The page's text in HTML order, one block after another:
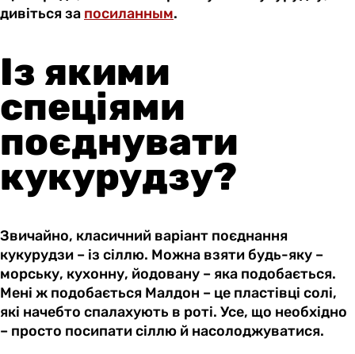
дивіться за посиланным.
Із якими
спеціями
поєднувати
кукурудзу?
Звичайно, класичний варіант поєднання
кукурудзи – із сіллю. Можна взяти будь-яку –
морську, кухонну, йодовану – яка подобається.
Мені ж подобається Малдон – це пластівці солі,
які начебто спалахують в роті. Усе, що необхідно
– просто посипати сіллю й насолоджуватися.